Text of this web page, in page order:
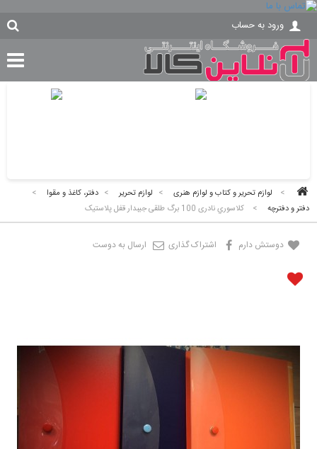
ورود به حساب
> لوازم تحریر و کتاب و لوازم هنری > لوازم تحریر > دفتر، کاغذ و مقوا
>
دفتر و دفترچه
> کلاسوري نادری 100 برگ طلقی جیبدار قفل پلاستیک
دوستش دارم اشتراک گذاری ارسال به دوست